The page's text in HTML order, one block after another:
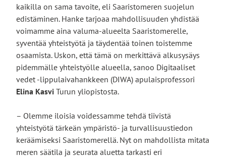
kaikilla on sama tavoite, eli Saaristomeren suojelun
edistäminen. Hanke tarjoaa mahdollisuuden yhdistää
voimamme aina valuma-alueelta Saaristomerelle,
syventää yhteistyötä ja täydentää toinen toistemme
osaamista. Uskon, että tämä on merkittävä alkusysäys
pidemmälle yhteistyölle alueella, sanoo Digitaaliset
vedet -lippulaivahankkeen (DIWA) apulaisprofessori
Elina Kasvi Turun yliopistosta.
– Olemme iloisia voidessamme tehdä tiivistä
yhteistyötä tärkeän ympäristö- ja turvallisuustiedon
keräämiseksi Saaristomerellä. Nyt on mahdollista mitata
meren säätila ja seurata aluetta tarkasti eri